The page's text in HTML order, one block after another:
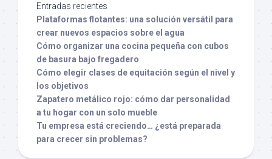
Entradas recientes
Plataformas flotantes: una solución versátil para
crear nuevos espacios sobre el agua
Cómo organizar una cocina pequeña con cubos
de basura bajo fregadero
Cómo elegir clases de equitación según el nivel y
los objetivos
Zapatero metálico rojo: cómo dar personalidad
a tu hogar con un solo mueble
Tu empresa está creciendo… ¿está preparada
para crecer sin problemas?